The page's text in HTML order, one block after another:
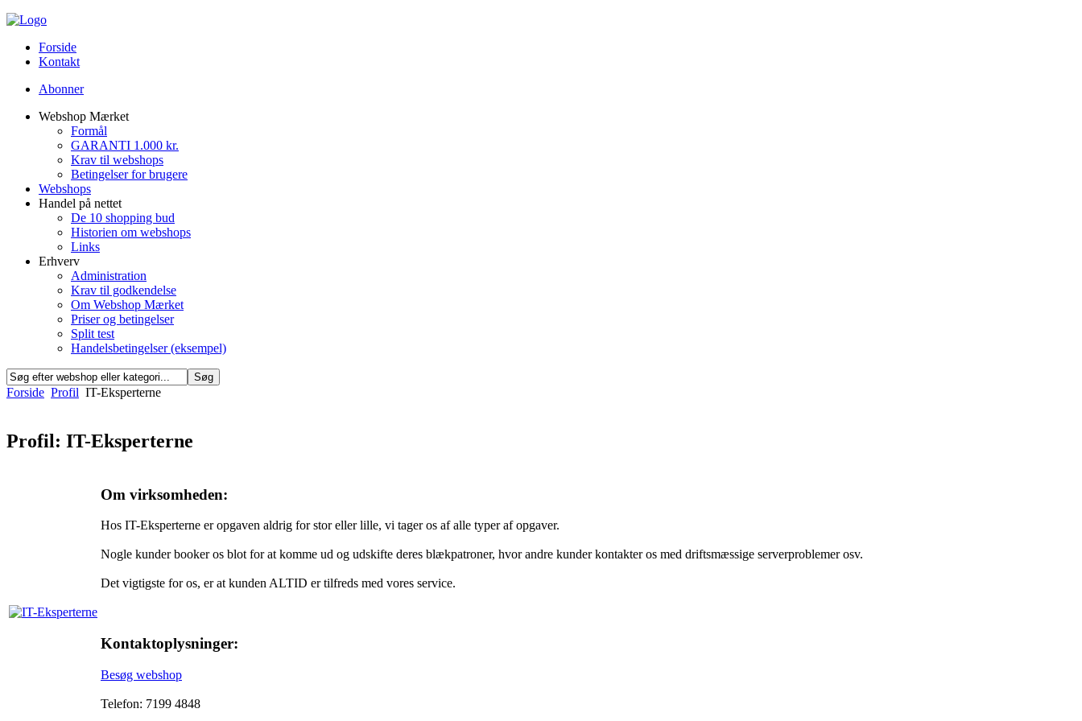
Forside
Kontakt
Abonner
Webshop Mærket
Formål
GARANTI 1.000 kr.
Krav til webshops
Betingelser for brugere
Webshops
Handel på nettet
De 10 shopping bud
Historien om webshops
Links
Erhverv
Administration
Krav til godkendelse
Om Webshop Mærket
Priser og betingelser
Split test
Handelsbetingelser (eksempel)
Forside Profil IT-Eksperterne
Profil: IT-Eksperterne
Om virksomheden:
Hos IT-Eksperterne er opgaven aldrig for stor eller lille, vi tager os af alle typer af opgaver.
Nogle kunder booker os blot for at komme ud og udskifte deres blækpatroner, hvor andre kunder kontakter os med driftsmæssige serverproblemer osv.
Det vigtigste for os, er at kunden ALTID er tilfreds med vores service.
Kontaktoplysninger:
Besøg webshop
Telefon: 7199 4848